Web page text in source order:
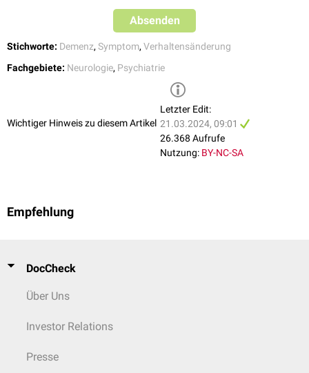
Absenden
Stichworte: Demenz, Symptom, Verhaltensänderung
Fachgebiete: Neurologie, Psychiatrie
Wichtiger Hinweis zu diesem Artikel
Letzter Edit:
21.03.2024, 09:01
26.368 Aufrufe
Nutzung: BY-NC-SA
Empfehlung
DocCheck
Über Uns
Investor Relations
Presse